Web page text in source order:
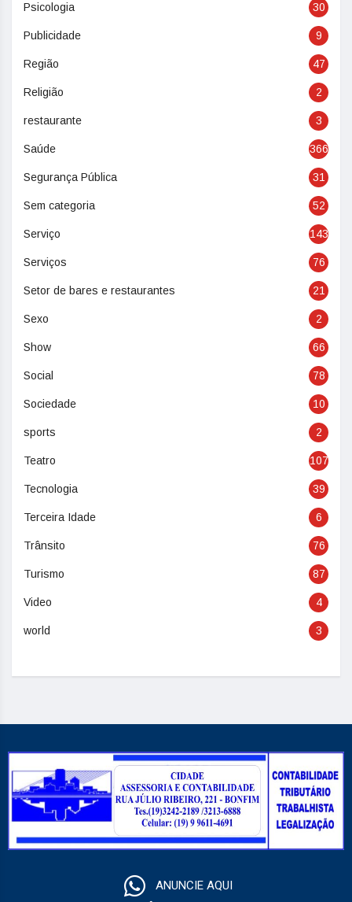
Psicologia 30
Publicidade 9
Região 47
Religião 2
restaurante 3
Saúde 366
Segurança Pública 31
Sem categoria 52
Serviço 143
Serviços 76
Setor de bares e restaurantes 21
Sexo 2
Show 66
Social 78
Sociedade 10
sports 2
Teatro 107
Tecnologia 39
Terceira Idade 6
Trânsito 76
Turismo 87
Video 4
world 3
ANUNCIE AQUI